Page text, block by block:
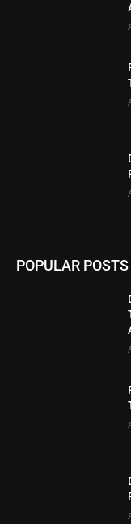
POPULAR POSTS